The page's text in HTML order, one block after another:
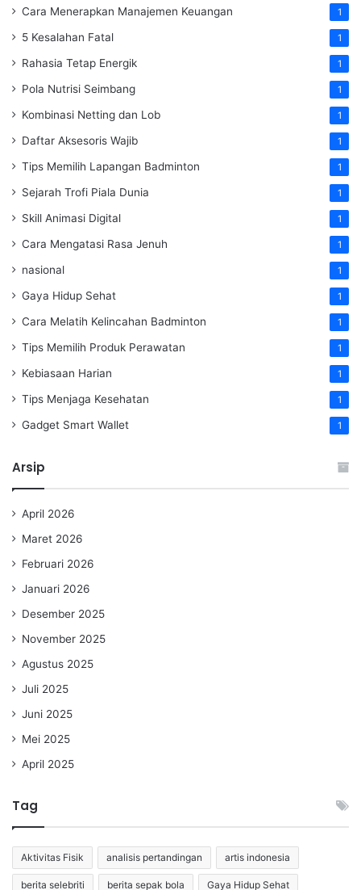
Cara Menerapkan Manajemen Keuangan 1
5 Kesalahan Fatal 1
Rahasia Tetap Energik 1
Pola Nutrisi Seimbang 1
Kombinasi Netting dan Lob 1
Daftar Aksesoris Wajib 1
Tips Memilih Lapangan Badminton 1
Sejarah Trofi Piala Dunia 1
Skill Animasi Digital 1
Cara Mengatasi Rasa Jenuh 1
nasional 1
Gaya Hidup Sehat 1
Cara Melatih Kelincahan Badminton 1
Tips Memilih Produk Perawatan 1
Kebiasaan Harian 1
Tips Menjaga Kesehatan 1
Gadget Smart Wallet 1
Arsip
April 2026
Maret 2026
Februari 2026
Januari 2026
Desember 2025
November 2025
Agustus 2025
Juli 2025
Juni 2025
Mei 2025
April 2025
Tag
Aktivitas Fisik analisis pertandingan artis indonesia
berita selebriti berita sepak bola Gaya Hidup Sehat